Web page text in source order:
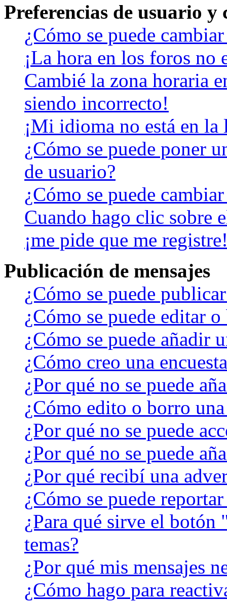
Preferencias de usuario y
¿Cómo se puede
¡La hora en los foros no
Cambié la zona horaria
siendo incorrecto!
¡Mi idioma no está en la
¿Cómo se puede poner
de usuario?
¿Cómo se puede
Cuando hago clic sobre
¡me pide que me
Publicación de mensajes
¿Cómo se puede
¿Cómo se puede editar
¿Cómo se puede añadir
¿Cómo creo una
¿Por qué no se puede
¿Cómo edito o borro una
¿Por qué no se puede
¿Por qué no se puede
¿Por qué recibí una
¿Cómo se puede
¿Para qué sirve el
temas?
¿Por qué mis mensajes
¿Cómo hago para